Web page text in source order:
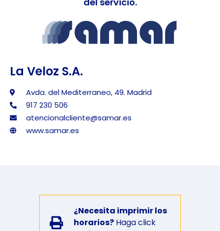
La Veloz S.A.
Avda. del Mediterraneo, 49. Madrid
917 230 506
atencionalcliente@samar.es
www.samar.es
¿Necesita imprimir los
horarios?Haga click